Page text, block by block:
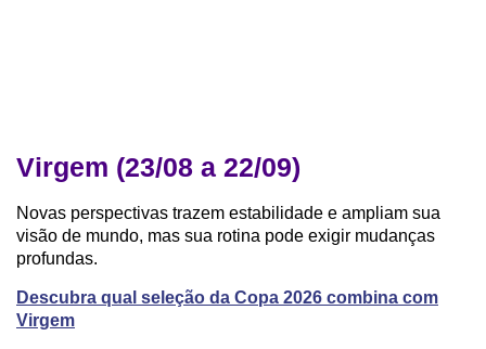
Virgem (23/08 a 22/09)
Novas perspectivas trazem estabilidade e ampliam sua
visão de mundo, mas sua rotina pode exigir mudanças
profundas.
Descubra qual seleção da Copa 2026 combina com
Virgem